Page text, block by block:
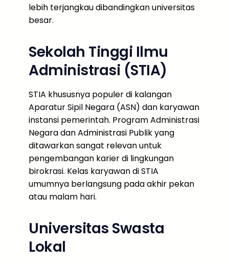
lebih terjangkau dibandingkan universitas
besar.
Sekolah Tinggi Ilmu
Administrasi (STIA)
STIA khususnya populer di kalangan
Aparatur Sipil Negara (ASN) dan karyawan
instansi pemerintah. Program Administrasi
Negara dan Administrasi Publik yang
ditawarkan sangat relevan untuk
pengembangan karier di lingkungan
birokrasi. Kelas karyawan di STIA
umumnya berlangsung pada akhir pekan
atau malam hari.
Universitas Swasta
Lokal